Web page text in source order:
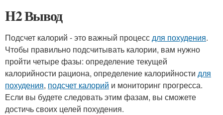
H2 Вывод
Подсчет калорий - это важный процессдля похудения.
Чтобы правильно подсчитывать калории, вам нужно
пройти четыре фазы: определение текущей
калорийности рациона, определение калорийности для
похудения, подсчет калорий и мониторинг прогресса.
Если вы будете следовать этим фазам, вы сможете
достичь своих целей похудения.